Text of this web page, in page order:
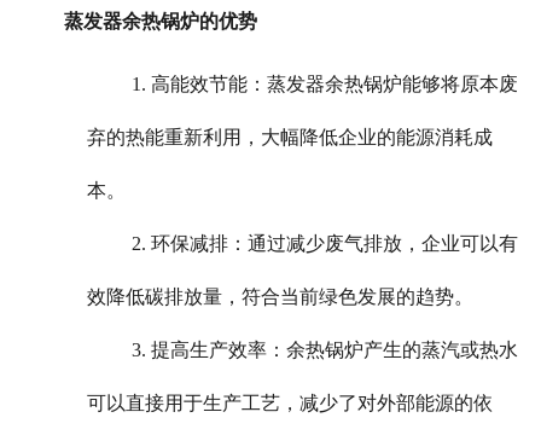
蒸发器余热锅炉的优势
1. 高能效节能：蒸发器余热锅炉能够将原本废
弃的热能重新利用，大幅降低企业的能源消耗成
本。
2. 环保减排：通过减少废气排放，企业可以有
效降低碳排放量，符合当前绿色发展的趋势。
3. 提高生产效率：余热锅炉产生的蒸汽或热水
可以直接用于生产工艺，减少了对外部能源的依